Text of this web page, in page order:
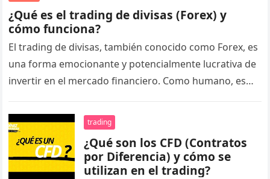
¿Qué es el trading de divisas (Forex) y
cómo funciona?
El trading de divisas, también conocido como Forex, es
una forma emocionante y potencialmente lucrativa de
invertir en el mercado financiero. Como humano, es
trading
¿Qué son los CFD (Contratos
por Diferencia) y cómo se
utilizan en el trading?